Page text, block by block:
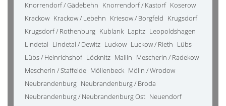
Knorrendorf / Gädebehn Knorrendorf / Kastorf Koserow
Krackow Krackow / Lebehn Kriesow / Borgfeld Krugsdorf
Krugsdorf / Rothenburg Kublank Lapitz Leopoldshagen
Lindetal Lindetal / Dewitz Luckow Luckow / Rieth Lübs
Lübs / Heinrichshof Löcknitz Mallin Mescherin / Radekow
Mescherin / Staffelde Möllenbeck Mölln / Wrodow
Neubrandenburg Neubrandenburg / Broda
Neubrandenburg / Neubrandenburg Ost Neuendorf